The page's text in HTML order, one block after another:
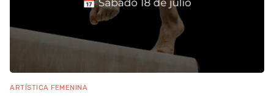
ARTÍSTICA FEMENINA